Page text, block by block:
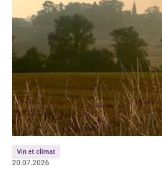
Vin et climat
20.07.2026